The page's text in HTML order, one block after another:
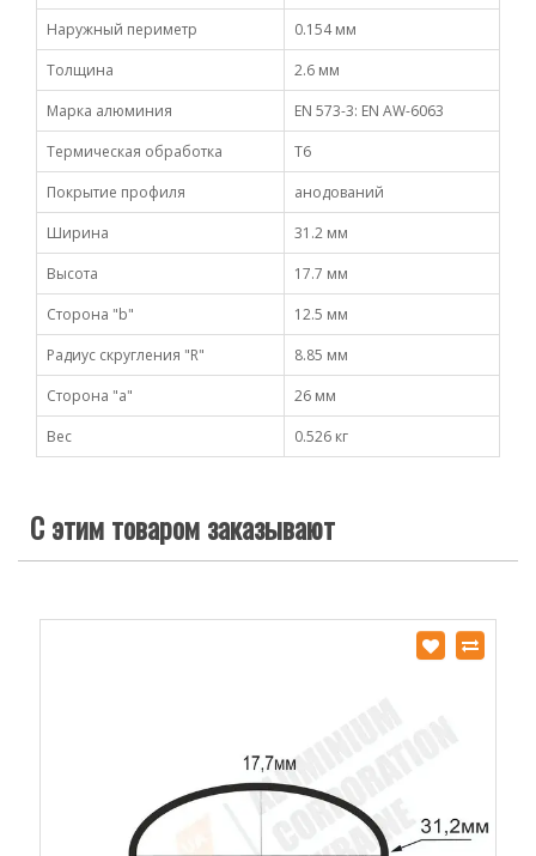
Наружный периметр
0.154 мм
Толщина
2.6 мм
Марка алюминия
EN 573-3: EN AW-6063
Термическая обработка
Т6
Покрытие профиля
анодований
Ширина
31.2 мм
Высота
17.7 мм
Сторона "b"
12.5 мм
Радиус скругления "R"
8.85 мм
Сторона "а"
26 мм
Вес
0.526 кг
С этим товаром заказывают